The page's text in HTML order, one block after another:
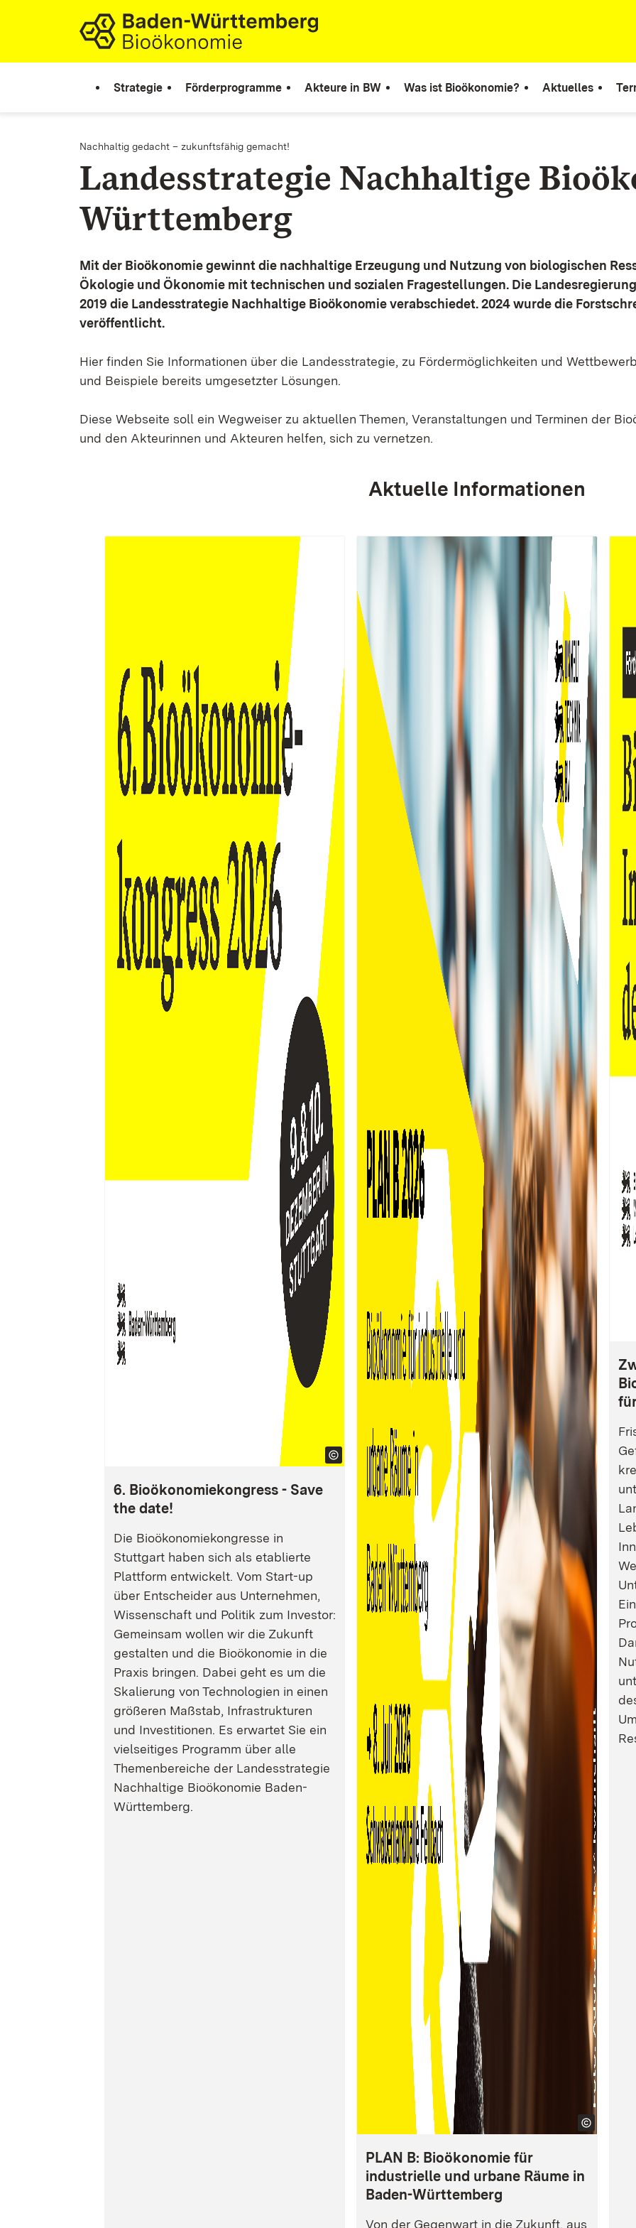
Zum Inhalt springen
Link zur Startseite
Strategie Förderprogramme Akteure in BW Was ist Bioökonomie? Aktuelles
Nachhaltig gedacht – zukunftsfähig gemacht!
Landesstrategie Nachhaltige
Württemberg
Mit der Bioökonomie gewinnt die nachhaltige Erzeugung und Nutzung von biologischen
Ökologie und Ökonomie mit technischen und sozialen Fragestellungen. Die
2019 die Landesstrategie Nachhaltige Bioökonomie verabschiedet. 2024 wurde die
veröffentlicht.
Hier finden Sie Informationen über die Landesstrategie, zu Fördermöglichkeiten und
und Beispiele bereits umgesetzter Lösungen.
Diese Webseite soll ein Wegweiser zu aktuellen Themen, Veranstaltungen und Terminen der
und den Akteurinnen und Akteuren helfen, sich zu vernetzen.
Aktuelle Informationen
6. Bioökonomiekongress - Save
the date!
Die Bioökonomiekongresse in
Stuttgart haben sich als etablierte
Plattform entwickelt. Vom Start-up
über Entscheider aus Unternehmen,
Wissenschaft und Politik zum Investor:
Gemeinsam wollen wir die Zukunft
gestalten und die Bioökonomie in die
Praxis bringen. Dabei geht es um die
Skalierung von Technologien in einen
größeren Maßstab, Infrastrukturen
und Investitionen. Es erwartet Sie ein
vielseitiges Programm über alle
Themenbereiche der Landesstrategie
Nachhaltige Bioökonomie Baden-
Württemberg.
PLAN B: Bioökonomie für
industrielle und urbane Räume in
Baden-Württemberg
Von der Gegenwart in die Zukunft, aus